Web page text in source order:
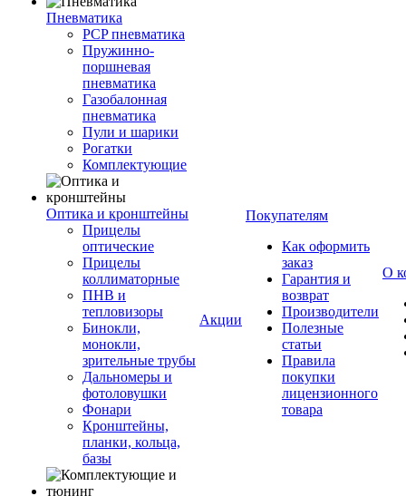
Пневматика
PCP пневматика
Пружинно-
поршневая
пневматика
Газобалонная
пневматика
Пули и шарики
Рогатки
Комплектующие
Оптика и кронштейны
Прицелы
оптические
Прицелы
коллиматорные
ПНВ и
тепловизоры
Бинокли,
монокли,
зрительные трубы
Дальномеры и
фотоловушки
Фонари
Кронштейны,
планки, кольца,
базы
Акции
Покупателям
Как оформить
заказ
Гарантия и
возврат
Производители
Полезные
статьи
Правила
покупки
лицензионного
товара
О